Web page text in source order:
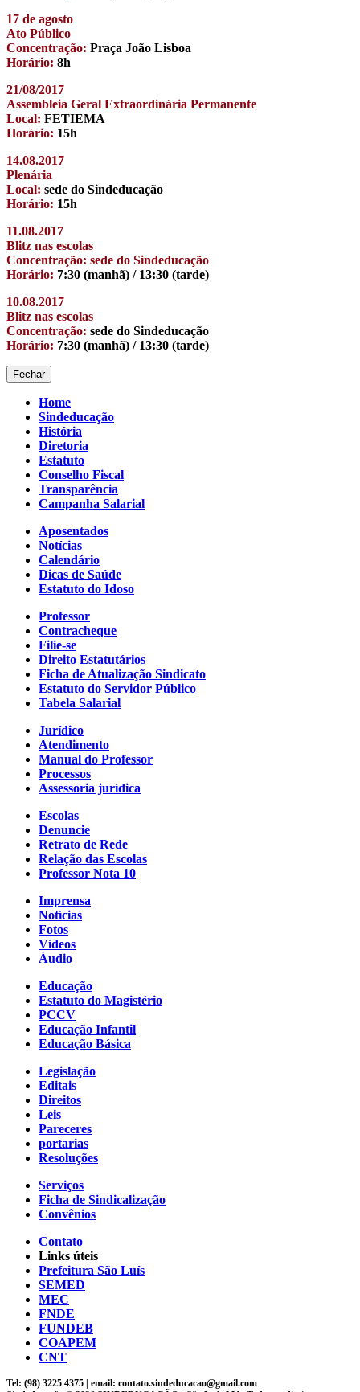
17 de agosto
Ato Público
Concentração: Praça João Lisboa
Horário: 8h
21/08/2017
Assembleia Geral Extraordinária Permanente
Local: FETIEMA
Horário: 15h
14.08.2017
Plenária
Local: sede do Sindeducação
Horário: 15h
11.08.2017
Blitz nas escolas
Concentração: sede do Sindeducação
Horário: 7:30 (manhã) / 13:30 (tarde)
10.08.2017
Blitz nas escolas
Concentração: sede do Sindeducação
Horário: 7:30 (manhã) / 13:30 (tarde)
Fechar
Home
Sindeducação
História
Diretoria
Estatuto
Conselho Fiscal
Transparência
Campanha Salarial
Aposentados
Notícias
Calendário
Dicas de Saúde
Estatuto do Idoso
Professor
Contracheque
Filie-se
Direito Estatutários
Ficha de Atualização Sindicato
Estatuto do Servidor Público
Tabela Salarial
Jurídico
Atendimento
Manual do Professor
Processos
Assessoria jurídica
Escolas
Denuncie
Retrato de Rede
Relação das Escolas
Professor Nota 10
Imprensa
Notícias
Fotos
Vídeos
Áudio
Educação
Estatuto do Magistério
PCCV
Educação Infantil
Educação Básica
Legislação
Editais
Direitos
Leis
Pareceres
portarias
Resoluções
Serviços
Ficha de Sindicalização
Convênios
Contato
Links úteis
Prefeitura São Luís
SEMED
MEC
FNDE
FUNDEB
COAPEM
CNT
Tel: (98) 3225 4375 | email: contato.sindeducacao@gmail.com